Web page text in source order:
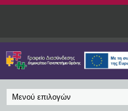
Παράκαμψη προς το κυρίως